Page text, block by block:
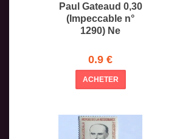
Paul Gateaud 0,30
(Impeccable n°
1290) Ne
0.9 €
ACHETER